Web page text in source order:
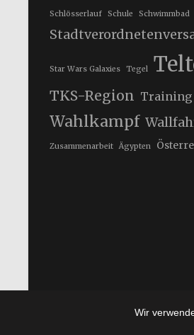
Schlösserlauf Schule Schwimmbad
Star Wars Galaxies Tegel
TKS-Region Training
Wahlkampf
Zusammenarbeit Ägypten
Wir